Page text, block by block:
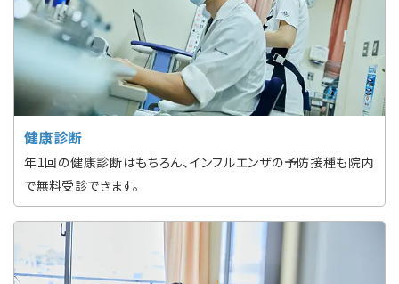
健康診断
年1回の健康診断はもちろん、インフルエンザの予防接種も院内
で無料受診できます。